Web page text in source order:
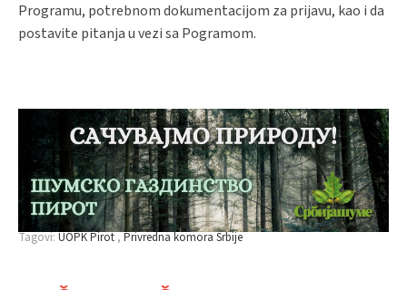
Programu, potrebnom dokumentacijom za prijavu, kao i da
postavite pitanja u vezi sa Pogramom.
Tagovi:UOPK Pirot Privredna komora Srbije